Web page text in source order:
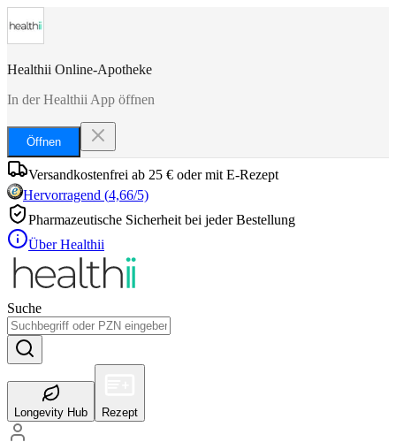
Healthii Online-Apotheke
In der Healthii App öffnen
Öffnen
Versandkostenfrei ab 25 € oder mit E-Rezept
Hervorragend (4,66/5)
Pharmazeutische Sicherheit bei jeder Bestellung
Über Healthii
Suche
Longevity Hub Rezept